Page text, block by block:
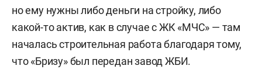
но ему нужны либо деньги на стройку, либо
какой-то актив, как в случае с ЖК «МЧС» — там
началась строительная работа благодаря тому,
что «Бризу» был передан завод ЖБИ.